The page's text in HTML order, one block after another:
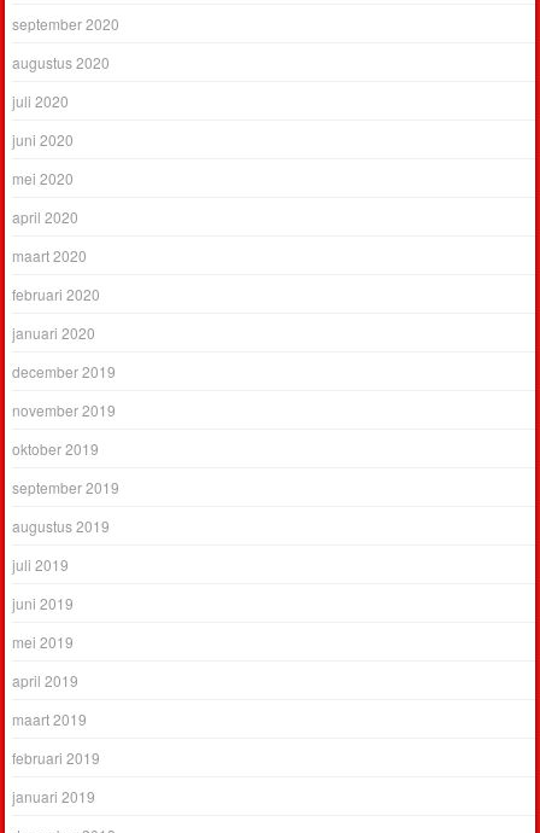
september 2020
augustus 2020
juli 2020
juni 2020
mei 2020
april 2020
maart 2020
februari 2020
januari 2020
december 2019
november 2019
oktober 2019
september 2019
augustus 2019
juli 2019
juni 2019
mei 2019
april 2019
maart 2019
februari 2019
januari 2019